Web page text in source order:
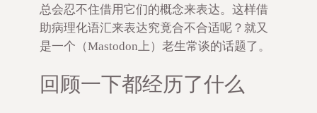
总会忍不住借用它们的概念来表达。这样借
助病理化语汇来表达究竟合不合适呢？就又
是一个（Mastodon上）老生常谈的话题了。
回顾一下都经历了什么